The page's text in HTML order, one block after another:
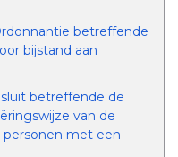
betreffende
bijstand aan
betreffende de
van de
met een